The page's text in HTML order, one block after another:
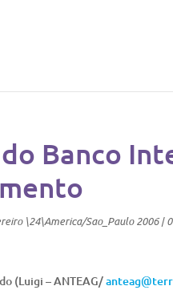
Banco
\24\America/Sao_Paulo 2006|
(Luigi – ANTEAG/